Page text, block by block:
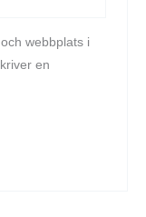
webbplats i
en